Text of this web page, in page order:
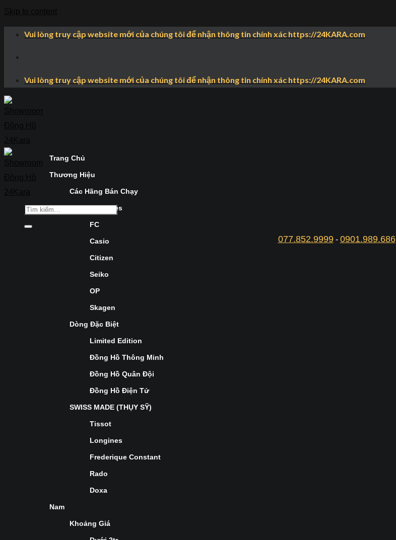
Vui lòng truy cập website mới của chúng tôi để nhận thông tin chính xác https://24KARA.com
Vui lòng truy cập website mới của chúng tôi để nhận thông tin chính xác https://24KARA.com
077.852.9999- 0901.989.686
Trang Chủ
Thương Hiệu
Các Hãng Bán Chạy
Longines
FC
Casio
Citizen
Seiko
OP
Skagen
Dòng Đặc Biệt
Limited Edition
Đồng Hồ Thông Minh
Đồng Hồ Quân Đội
Đồng Hồ Điện Tử
SWISS MADE (THỤY SỸ)
Tissot
Longines
Frederique Constant
Rado
Doxa
Nam
Khoảng Giá